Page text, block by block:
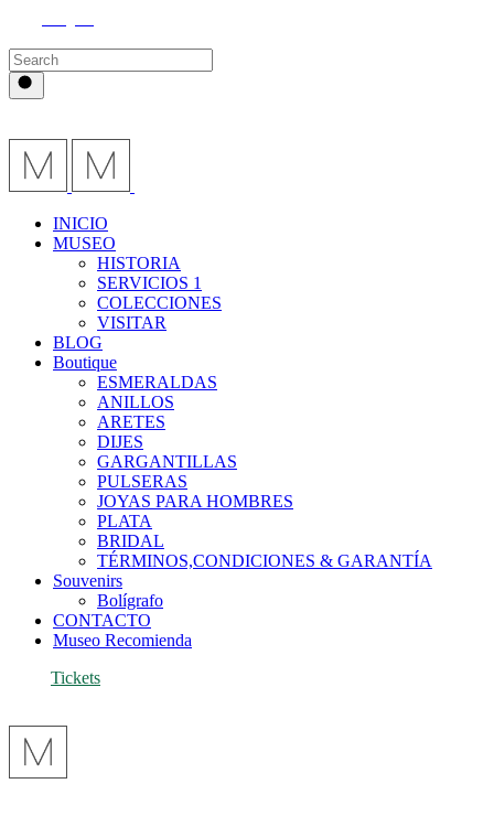
INICIO
MUSEO
HISTORIA
SERVICIOS 1
COLECCIONES
VISITAR
BLOG
Boutique
ESMERALDAS
ANILLOS
ARETES
DIJES
GARGANTILLAS
PULSERAS
JOYAS PARA HOMBRES
PLATA
BRIDAL
TÉRMINOS,CONDICIONES & GARANTÍA
Souvenirs
Bolígrafo
CONTACTO
Museo Recomienda
Tickets